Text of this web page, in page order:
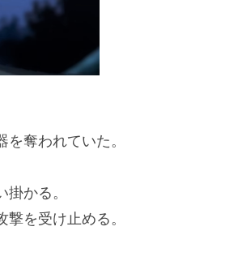
奪われていた。
かる。
を受け止める。